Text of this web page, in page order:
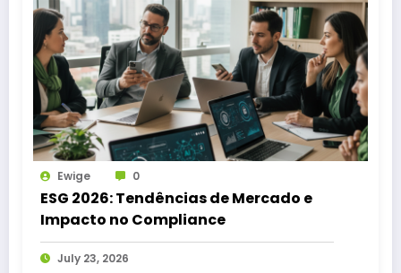
Ewige 0
ESG 2026: Tendências de Mercado e
Impacto no Compliance
July 23, 2026